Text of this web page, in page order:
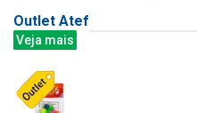
Outlet Atef
Veja mais